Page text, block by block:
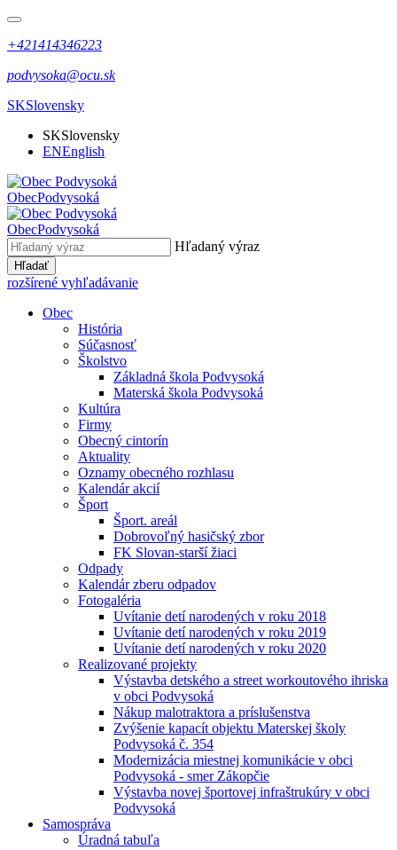
+421414346223
podvysoka@ocu.sk
SKSlovensky
SKSlovensky
ENEnglish
ObecPodvysoká
ObecPodvysoká
Hľadaný výraz
Hľadať
rozšírené vyhľadávanie
Obec
História
Súčasnosť
Školstvo
Základná škola Podvysoká
Materská škola Podvysoká
Kultúra
Firmy
Obecný cintorín
Aktuality
Oznamy obecného rozhlasu
Kalendár akcií
Šport
Šport. areál
Dobrovoľný hasičský zbor
FK Slovan-starší žiaci
Odpady
Kalendár zberu odpadov
Fotogaléria
Uvítanie detí narodených v roku 2018
Uvítanie detí narodených v roku 2019
Uvítanie detí narodených v roku 2020
Realizované projekty
Výstavba detského a street workoutového ihriska
v obci Podvysoká
Nákup malotraktora a príslušenstva
Zvýšenie kapacít objektu Materskej školy
Podvysoká č. 354
Modernizácia miestnej komunikácie v obci
Podvysoká - smer Zákopčie
Výstavba novej športovej infraštrukúry v obci
Podvysoká
Samospráva
Úradná tabuľa